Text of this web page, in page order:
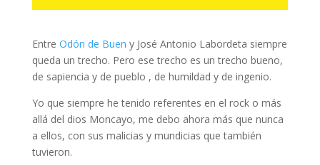
Entre Odón de Buen y José Antonio Labordeta siempre
queda un trecho. Pero ese trecho es un trecho bueno,
de sapiencia y de pueblo , de humildad y de ingenio.
Yo que siempre he tenido referentes en el rock o más
allá del dios Moncayo, me debo ahora más que nunca
a ellos, con sus malicias y mundicias que también
tuvieron.